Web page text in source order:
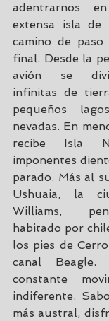
adentrarnos
extensa isla de
camino de
final. Desde la
avión se
infinitas de
pequeños
nevadas. En
recibe Isla
imponentes
parado. Más al
Ushuaia, la
Williams,
habitado por
los pies de
canal
constante
indiferente.
más austral,